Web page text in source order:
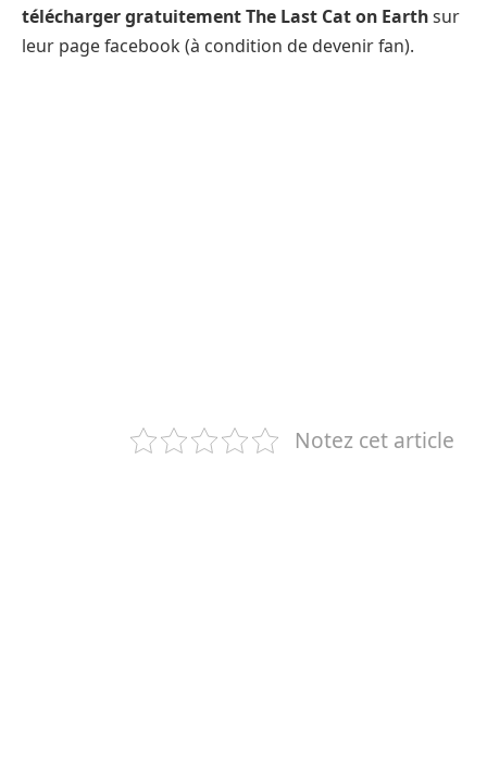
télécharger gratuitement The Last Cat on Earthsur
leur page facebook (à condition de devenir fan).
Notez cet article